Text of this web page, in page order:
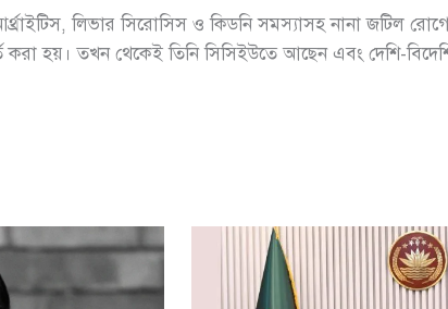
লিভার সিরোসিস ও কিডনি সমস্যাসহ নানা জটিল
করা হয়। তখন থেকেই তিনি সিসিইউতে আছেন এবং দেশি-